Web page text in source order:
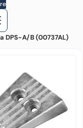
DPS-A/B (00737AL)